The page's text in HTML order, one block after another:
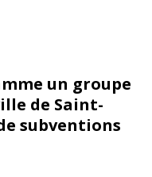
un groupe
de Saint-
subventions